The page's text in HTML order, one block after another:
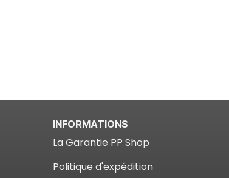
INFORMATIONS
La Garantie PP Shop​
Politique d'expédition